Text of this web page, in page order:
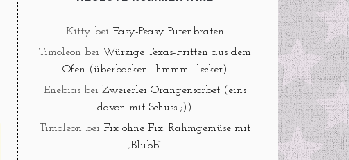
Kitty bei Easy-Peasy Putenbraten
Timoleon bei Würzige Texas-Fritten aus dem
Ofen (überbacken….hmmm….lecker)
Enebiasbei Zweierlei Orangensorbet (eins
davon mit Schuss ;))
Timoleon bei Fix ohne Fix: Rahmgemüse mit
„Blubb“